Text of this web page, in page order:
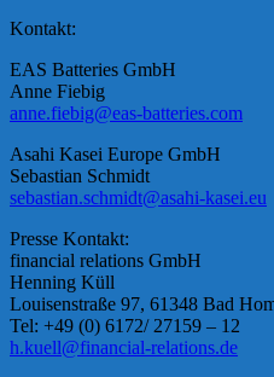
Kontakt:
EAS Batteries GmbH
Anne Fiebig
anne.fiebig@eas-batteries.com
Asahi Kasei Europe GmbH
Sebastian Schmidt
sebastian.schmidt@asahi-kasei.eu
Presse Kontakt:
financial relations GmbH
Henning Küll
Louisenstraße 97, 61348 Bad
Tel: +49 (0) 6172/ 27159 – 12
h.kuell@financial-relations.de